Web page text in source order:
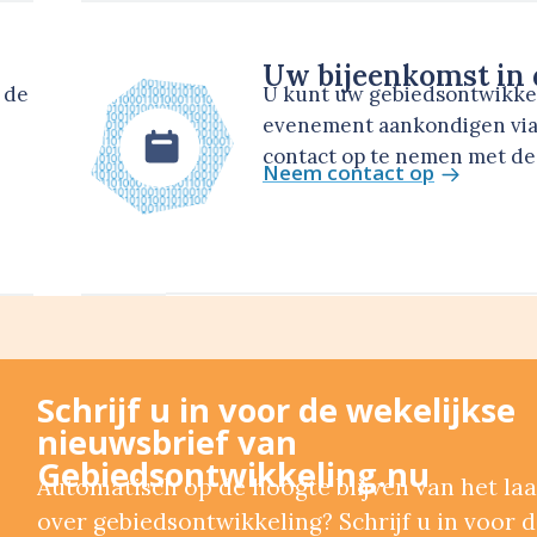
Uw bijeenkomst in
U kunt uw
evenement aankondigen
contact op te nemen met
Neem contact op
Schrijf u in voor de wekelijkse
nieuwsbrief van
Gebiedsontwikkeling.nu
Automatisch op de hoogte blijven van het
over gebiedsontwikkeling? Schrijf u in voor